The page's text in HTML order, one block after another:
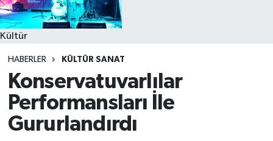
Kültür
HABERLER KÜLTÜR SANAT
Konservatuvarlılar
Performansları İle
Gururlandırdı